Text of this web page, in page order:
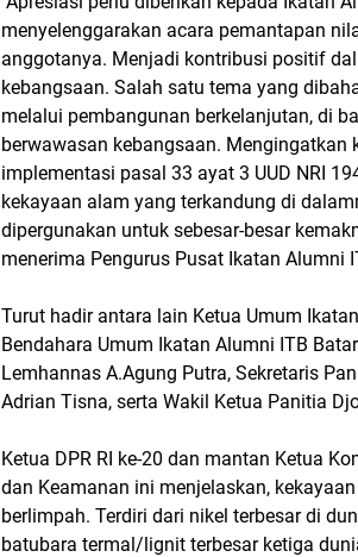
menyelenggarakan acara pemantapan
anggotanya. Menjadi kontribusi positif
kebangsaan. Salah satu tema yang
melalui pembangunan berkelanjutan, di
berwawasan kebangsaan. Mengingatkan
implementasi pasal 33 ayat 3 UUD NRI
kekayaan alam yang terkandung di
dipergunakan untuk sebesar-besar
menerima Pengurus Pusat Ikatan Alumni
Turut hadir antara lain Ketua Umum
Bendahara Umum Ikatan Alumni ITB
Lemhannas A.Agung Putra, Sekretaris
Adrian Tisna, serta Wakil Ketua Panitia
Ketua DPR RI ke-20 dan mantan Ketua
dan Keamanan ini menjelaskan,
berlimpah. Terdiri dari nikel terbesar di
batubara termal/lignit terbesar ketiga